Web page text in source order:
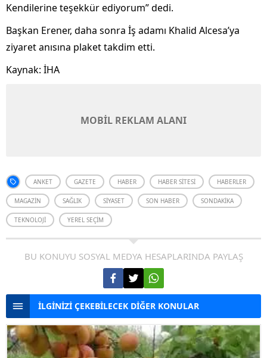
Kendilerine teşekkür ediyorum” dedi.
Başkan Erener, daha sonra İş adamı Khalid Alcesa’ya
ziyaret anısına plaket takdim etti.
Kaynak: İHA
MOBİL REKLAM ALANI
ANKET GAZETE HABER HABER SITESI HABERLER
MAGAZIN SAĞLIK SIYASET SON HABER SONDAKIKA
TEKNOLOJI YEREL SEÇIM
BU KONUYU SOSYAL MEDYA HESAPLARINDA PAYLAŞ
İLGİNİZİ ÇEKEBİLECEK DİĞER KONULAR